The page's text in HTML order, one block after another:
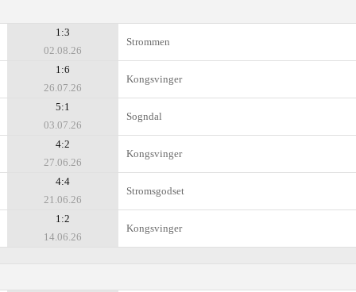
1:3
02.08.26
Strommen
1:6
26.07.26
Kongsvinger
5:1
03.07.26
Sogndal
4:2
27.06.26
Kongsvinger
4:4
21.06.26
Stromsgodset
1:2
14.06.26
Kongsvinger